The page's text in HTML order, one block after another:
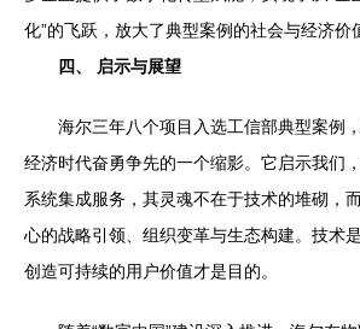
化”的飞跃，放大了典型案例的社会与经济价
四、 启示与展望
海尔三年八个项目入选工信部典型案例
经济时代奋勇争先的一个缩影。它启示我们
系统集成服务，其灵魂不在于技术的堆砌，
心的战略引领、组织变革与生态构建。技术
创造可持续的用户价值才是目的。